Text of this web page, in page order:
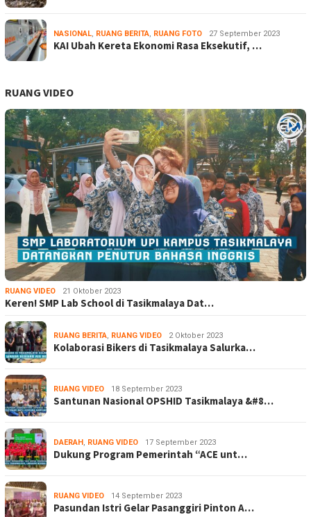
NASIONAL, RUANG BERITA, RUANG FOTO 27 September 2023
KAI Ubah Kereta Ekonomi Rasa Eksekutif, …
RUANG VIDEO
RUANG VIDEO 21 Oktober 2023
Keren! SMP Lab School di Tasikmalaya Dat…
RUANG BERITA, RUANG VIDEO 2 Oktober 2023
Kolaborasi Bikers di Tasikmalaya Salurka…
RUANG VIDEO 18 September 2023
Santunan Nasional OPSHID Tasikmalaya &#8…
DAERAH , RUANG VIDEO 17 September 2023
Dukung Program Pemerintah “ACE unt…
RUANG VIDEO 14 September 2023
Pasundan Istri Gelar Pasanggiri Pinton A…